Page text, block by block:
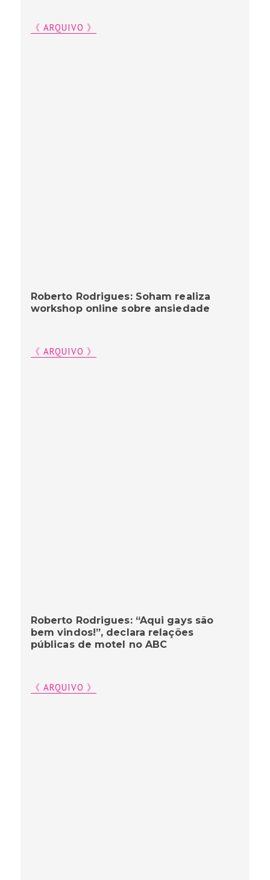
《 ARQUIVO 》
Roberto Rodrigues: Soham realiza
workshop online sobre ansiedade
《 ARQUIVO 》
Roberto Rodrigues: “Aqui gays são
bem vindos!”, declara relações
públicas de motel no ABC
《 ARQUIVO 》